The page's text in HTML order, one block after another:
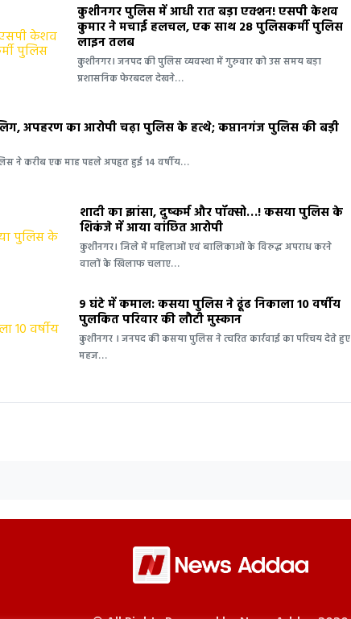
कुशीनगर पुलिस में आधी रात बड़ा एक्शन! एसपी केशव
कुमार ने मचाई हलचल, एक साथ 28 पुलिसकर्मी पुलिस
लाइन तलब
कुशीनगर। जनपद की पुलिस व्यवस्था में गुरुवार को उस समय बड़ा
प्रशासनिक फेरबदल देखने…
अपहरण का आरोपी चढ़ा पुलिस के हत्थे; कप्तानगंज पुलिस की बड़ी
ने करीब एक माह पहले अपहृत हुई 14 वर्षीय…
शादी का झांसा, दुष्कर्म और पॉक्सो…! कसया पुलिस के
शिकंजे में आया वांछित आरोपी
कुशीनगर। जिले में महिलाओं एवं बालिकाओं के विरुद्ध अपराध करने
वालों के खिलाफ चलाए…
9 घंटे में कमाल: कसया पुलिस ने ढूंढ निकाला 10 वर्षीय
पुलकित परिवार की लौटी मुस्कान
कुशीनगर । जनपद की कसया पुलिस ने त्वरित कार्रवाई का परिचय देते हुए
महज…